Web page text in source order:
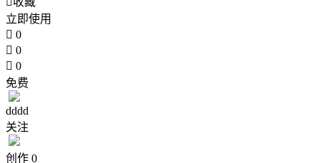
立即使用
 0
 0
 0
免费
dddd
关注
创作 0